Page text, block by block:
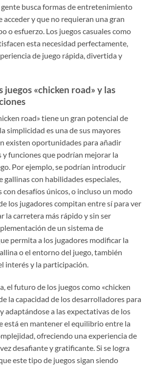
busca formas de entretenimiento
acceder y que no requieran una gran
o esfuerzo. Los juegos casuales como
esta necesidad perfectamente,
de juego rápida, divertida y
juegos «chicken road» y las
road» tiene un gran potencial de
simplicidad es una de sus mayores
existen oportunidades para añadir
y funciones que podrían mejorar la
Por ejemplo, se podrían introducir
gallinas con habilidades especiales,
con desafíos únicos, o incluso un modo
los jugadores compitan entre sí para ver
la carretera más rápido y sin ser
de un sistema de
permita a los jugadores modificar la
o el entorno del juego, también
interés y la participación.
el futuro de los juegos como «chicken
la capacidad de los desarrolladores para
adaptándose a las expectativas de los
está en mantener el equilibrio entre la
ofreciendo una experiencia de
desafiante y gratificante. Si se logra
este tipo de juegos sigan siendo